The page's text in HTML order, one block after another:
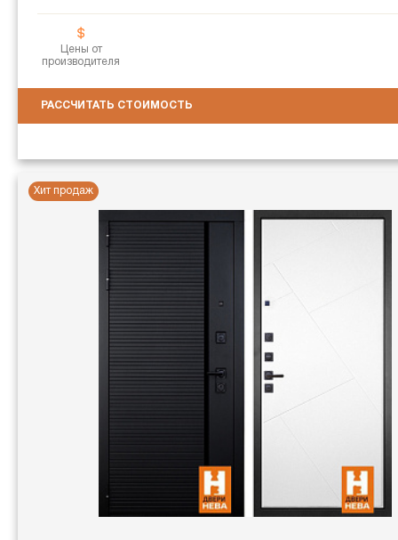
Цены от
производителя
РАССЧИТАТЬ СТОИМОСТЬ
Хит продаж